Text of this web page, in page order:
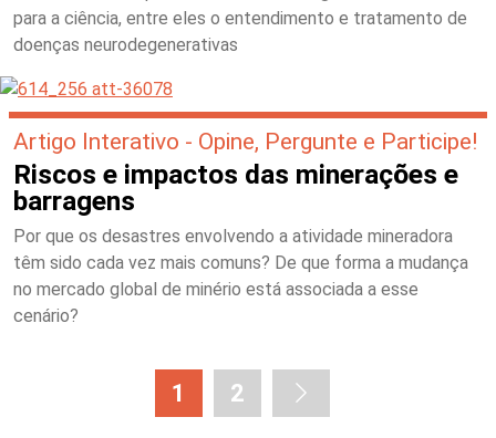
para a ciência, entre eles o entendimento e tratamento de
doenças neurodegenerativas
Artigo Interativo - Opine, Pergunte e Participe!
Riscos e impactos das minerações e
barragens
Por que os desastres envolvendo a atividade mineradora
têm sido cada vez mais comuns? De que forma a mudança
no mercado global de minério está associada a esse
cenário?
1 2